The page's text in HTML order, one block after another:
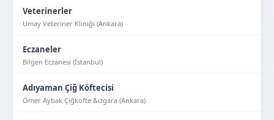
Veterinerler
Umay Veteriner Kliniği (Ankara)
Eczaneler
Bilgen Eczanesi (İstanbul)
Adıyaman Çiğ Köftecisi
Ömer Aybak Çiğköfte &ızgara (Ankara)